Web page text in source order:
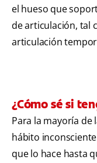
el hueso que
de articulación, tal
articulación
¿Cómo sé si
Para la mayoría de
hábito
que lo hace hasta